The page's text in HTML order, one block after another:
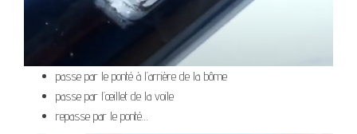
passe par le ponté à l’arrière de la bôme
passe par l’œillet de la voile
repasse par le ponté…